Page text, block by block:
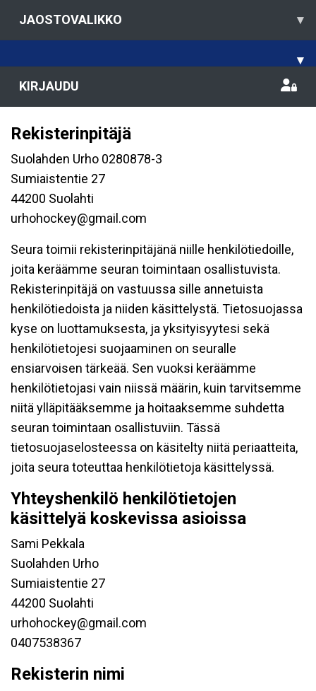
JAOSTOVALIKKO ▾
▾
KIRJAUDU
Rekisterinpitäjä
Suolahden Urho 0280878-3
Sumiaistentie 27
44200 Suolahti
urhohockey@gmail.com
Seura toimii rekisterinpitäjänä niille henkilötiedoille,
joita keräämme seuran toimintaan osallistuvista.
Rekisterinpitäjä on vastuussa sille annetuista
henkilötiedoista ja niiden käsittelystä. Tietosuojassa
kyse on luottamuksesta, ja yksityisyytesi sekä
henkilötietojesi suojaaminen on seuralle
ensiarvoisen tärkeää. Sen vuoksi keräämme
henkilötietojasi vain niissä määrin, kuin tarvitsemme
niitä ylläpitääksemme ja hoitaaksemme suhdetta
seuran toimintaan osallistuviin. Tässä
tietosuojaselosteessa on käsitelty niitä periaatteita,
joita seura toteuttaa henkilötietoja käsittelyssä.
Yhteyshenkilö henkilötietojen
käsittelyä koskevissa asioissa
Sami Pekkala
Suolahden Urho
Sumiaistentie 27
44200 Suolahti
urhohockey@gmail.com
0407538367
Rekisterin nimi